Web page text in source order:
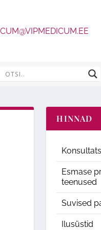
HINNAD
Esmase
teenused
Suvised
Ilusüstid